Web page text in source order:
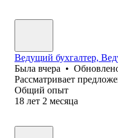
Ведущий бухгалтер,
Была вчера •
Рассматривает
Общий опыт
18 лет 2 месяца